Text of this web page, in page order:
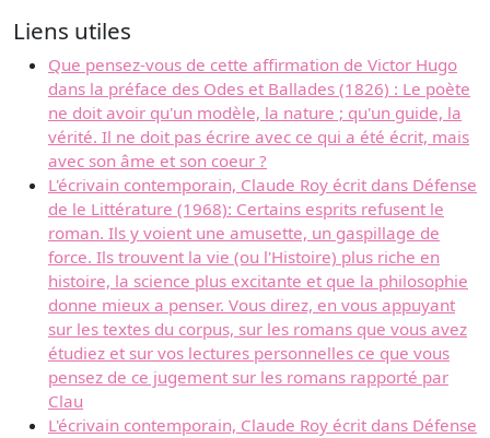
Liens utiles
Que pensez-vous de cette affirmation de Victor Hugo
dans la préface des Odes et Ballades (1826) : Le poète
ne doit avoir qu'un modèle, la nature ; qu'un guide, la
vérité. Il ne doit pas écrire avec ce qui a été écrit, mais
avec son âme et son coeur ?
L'écrivain contemporain, Claude Roy écrit dans Défense
de le Littérature (1968): Certains esprits refusent le
roman. Ils y voient une amusette, un gaspillage de
force. Ils trouvent la vie (ou l'Histoire) plus riche en
histoire, la science plus excitante et que la philosophie
donne mieux a penser. Vous direz, en vous appuyant
sur les textes du corpus, sur les romans que vous avez
étudiez et sur vos lectures personnelles ce que vous
pensez de ce jugement sur les romans rapporté par
Clau
L'écrivain contemporain, Claude Roy écrit dans Défense